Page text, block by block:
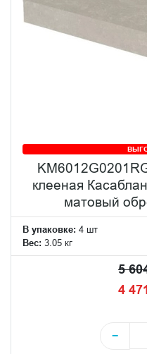
клееная
матовый
В упаковке: 4 шт
Вес: 3.05 кг
5
4
−